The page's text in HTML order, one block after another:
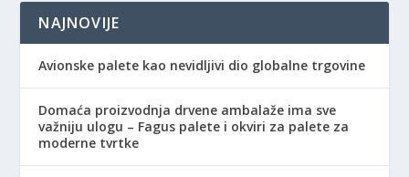
NAJNOVIJE
Avionske palete kao nevidljivi dio globalne trgovine
Domaća proizvodnja drvene ambalaže ima sve
važniju ulogu – Fagus palete i okviri za palete za
moderne tvrtke